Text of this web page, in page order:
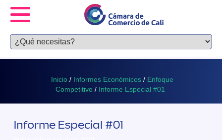
Inicio / Informes Económicos / Enfoque
Competitivo / Informe Especial #01
Informe Especial #01